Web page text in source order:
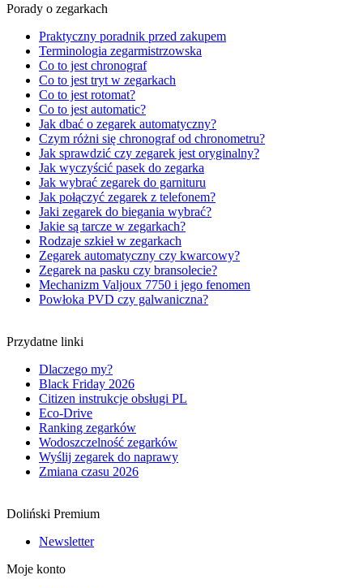
Porady o zegarkach
Praktyczny poradnik przed zakupem
Terminologia zegarmistrzowska
Co to jest chronograf
Co to jest tryt w zegarkach
Co to jest rotomat?
Co to jest automatic?
Jak dbać o zegarek automatyczny?
Czym różni się chronograf od chronometru?
Jak sprawdzić czy zegarek jest oryginalny?
Jak wyczyścić pasek do zegarka
Jak wybrać zegarek do garnituru
Jak połączyć zegarek z telefonem?
Jaki zegarek do biegania wybrać?
Jakie są tarcze w zegarkach?
Rodzaje szkieł w zegarkach
Zegarek automatyczny czy kwarcowy?
Zegarek na pasku czy bransolecie?
Mechanizm Valjoux 7750 i jego fenomen
Powłoka PVD czy galwaniczna?
Przydatne linki
Dlaczego my?
Black Friday 2026
Citizen instrukcje obsługi PL
Eco-Drive
Ranking zegarków
Wodoszczelność zegarków
Wyślij zegarek do naprawy
Zmiana czasu 2026
Doliński Premium
Newsletter
Moje konto